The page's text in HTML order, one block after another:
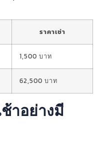
ราคาเช่า
1,500 บาท
62,500 บาท
ช้าอย่างมี